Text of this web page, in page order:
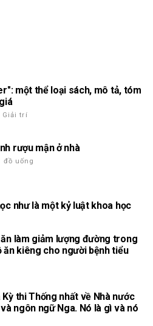
một thể loại sách, mô tả, tóm
Giải trí
rượu mận ở nhà
đồ uống
như là một kỷ luật khoa học
làm giảm lượng đường trong
ăn kiêng cho người bệnh tiểu
thi Thống nhất về Nhà nước
ngôn ngữ Nga. Nó là gì và nó